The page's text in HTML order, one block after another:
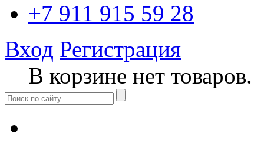
+7 911 915 59 28
Вход Регистрация
В корзине нет товаров.